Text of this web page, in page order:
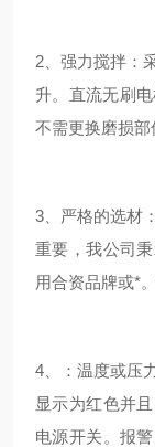
2、强力搅拌 ：
升。直流无刷
不需更换磨损部
3、 严格的选材
重要，我公司
用合资品牌或*
4、
：温度或压
显示为红色并
电源开关。报